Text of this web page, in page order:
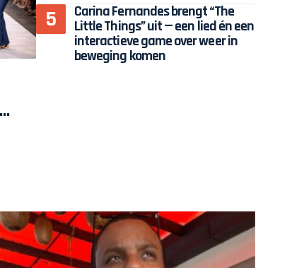
Carina Fernandes brengt “The
Little Things” uit — een lied én een
interactieve game over weer in
beweging komen